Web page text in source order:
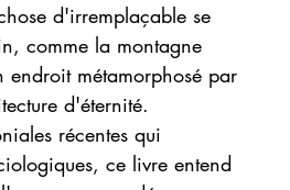
d'irremplaçable se
comme la montagne
endroit métamorphosé par
d'éternité.
récentes qui
ce livre entend